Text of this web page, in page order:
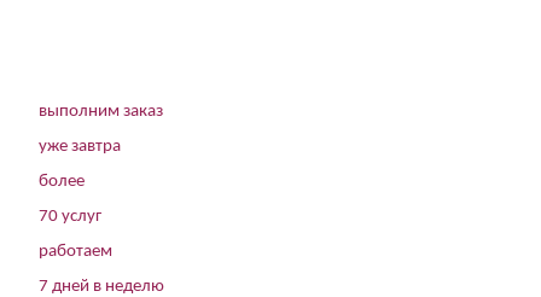
выполним заказ
уже завтра
более
70 услуг
работаем
7 дней в неделю